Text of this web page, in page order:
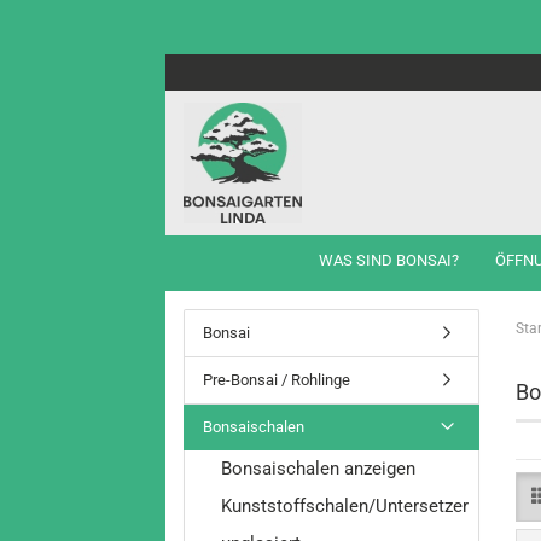
WAS SIND BONSAI?
Bonsai
Pre-Bonsai / Rohlinge
Bonsaischalen
Bonsaischalen anzeigen
Kunststoffschalen/Untersetzer